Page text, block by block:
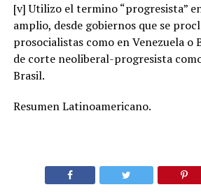
[v] Utilizo el termino “progresista”
amplio, desde gobiernos que se
prosocialistas como en Venezuela o
de corte neoliberal-progresista
Brasil.
Resumen Latinoamericano.